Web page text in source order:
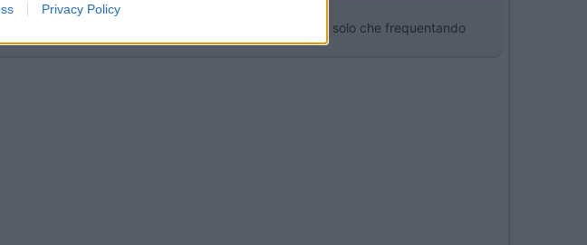
Privacy Policy
si può usare anche come fornello togliendo la griglia, solo che frequentando